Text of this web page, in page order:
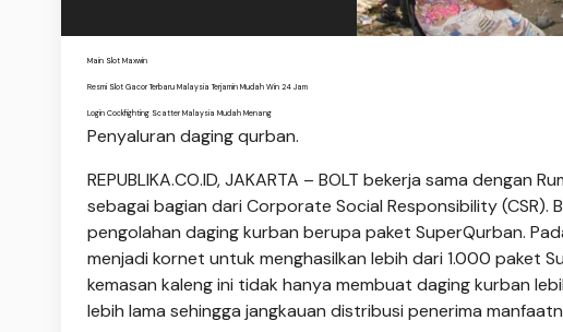
Main Slot Maxwin
Resmi Slot Gacor Terbaru Malaysia Terjamin Mudah Win 24 Jam
Login Cockfighting Scatter Malaysia Mudah Menang
Penyaluran daging qurban.
REPUBLIKA.CO.ID, JAKARTA – BOLT bekerja sama
sebagai bagian dari Corporate Social Responsibility
pengolahan daging kurban berupa paket SuperQurban.
menjadi kornet untuk menghasilkan lebih dari 1.000 paket
kemasan kaleng ini tidak hanya membuat daging kurban
lebih lama sehingga jangkauan distribusi penerima